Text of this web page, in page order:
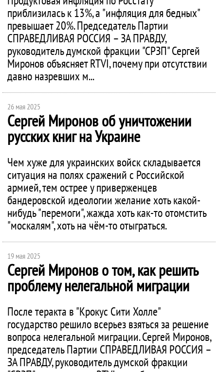
приблизилась к 13%, а "инфляция для бедных"
превышает 20%. Председатель Партии
СПРАВЕДЛИВАЯ РОССИЯ – ЗА ПРАВДУ,
руководитель думской фракции "СРЗП" Сергей
Миронов объясняет RTVI, почему при отсутствии
давно назревших м...
26 мая 2025
Сергей Миронов об уничтожении
русских книг на Украине
Чем хуже для украинских войск складывается
ситуация на полях сражений с Российской
армией, тем острее у приверженцев
бандеровской идеологии желание хоть какой-
нибудь "перемоги", жажда хоть как-то отомстить
"москалям", хоть на чём-то отыграться.
19 мая 2025
Сергей Миронов о том, как решить
проблему нелегальной миграции
После теракта в "Крокус Сити Холле"
государство решило всерьез взяться за решение
вопроса нелегальной миграции. Сергей Миронов,
председатель Партии СПРАВЕДЛИВАЯ РОССИЯ –
ЗА ПРАВДУ, руководитель думской фракции